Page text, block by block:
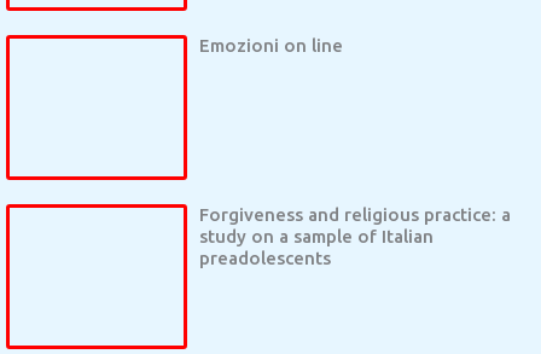
Emozioni on line
Forgiveness and religious practice: a
study on a sample of Italian
preadolescents